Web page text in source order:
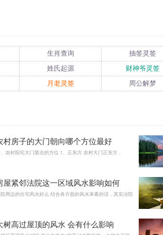
生肖查询 抽签灵签
姓氏起源 财神爷灵签
月老灵签 周公解梦
村房子的大门朝向哪个方位最好
农村阳宅大门最吉的方位 1、正东方 农村大门正东方，
屋紧邻法院这一区域风水影响如何
周边的住宅风水好么 结合各方面的风水来看的话，其实法院
树高过屋顶的风水 会有什么影响